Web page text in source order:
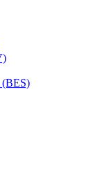
(BES)